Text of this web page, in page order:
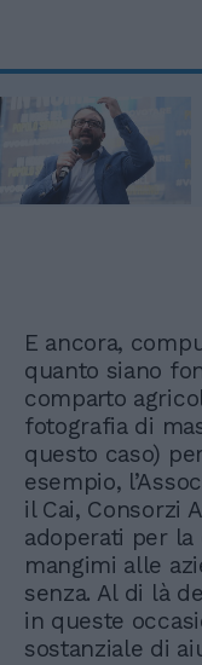
E ancora,
quanto siano
comparto
fotografia di
questo caso)
esempio,
il Cai, Consorzi
adoperati per
mangimi alle
senza. Al di là
in queste
sostanziale di